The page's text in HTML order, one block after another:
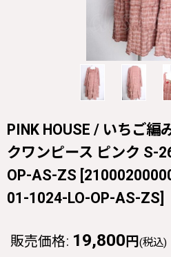
PINK HOUSE / いちご編
クワンピース ピンク S-
OP-AS-ZS [
01-1024-LO-OP-AS-ZS]
販売価格: 19,800 円 (税込)